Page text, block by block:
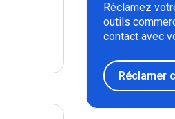
Réclamez
outils
contact avec
Réclamer